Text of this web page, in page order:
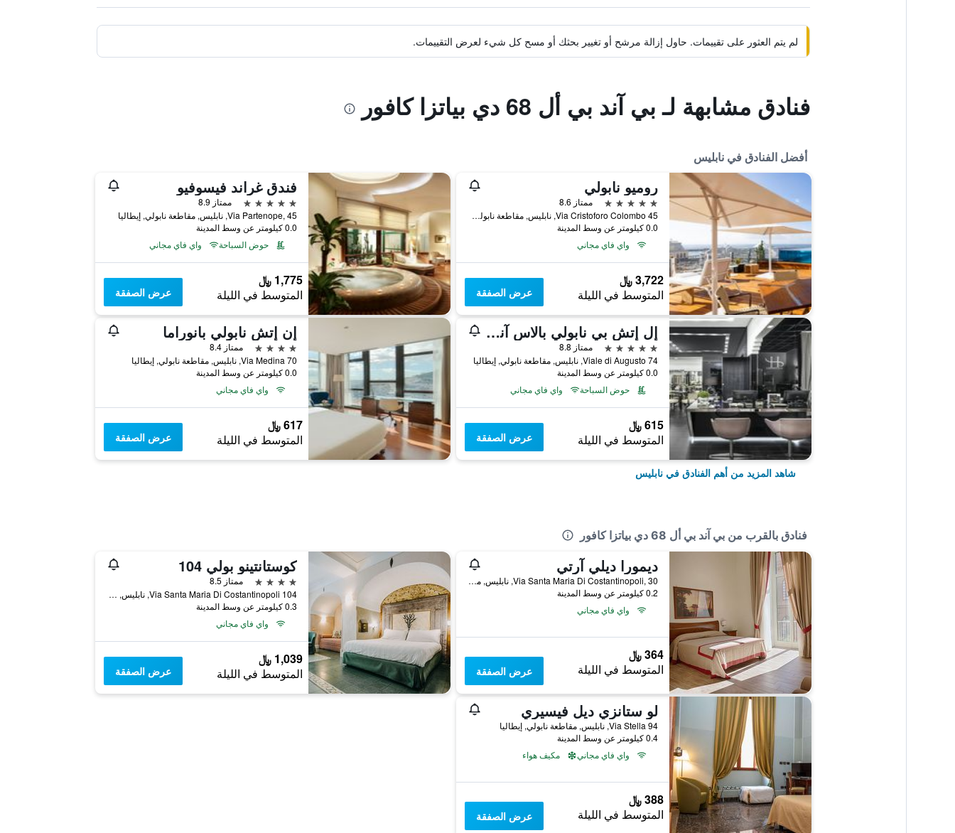
لم يتم العثور على تقييمات. حاول إزالة مرشح أو تغيير بحثك أو مسح كل شيء لعرض التقييمات.
فنادق مشابهة لـ بي آند بي أل 68 دي بياتزا كافور
أفضل الفنادق في نابليس
روميو نابولي
5 نجوم
ممتاز 8.6
Via Cristoforo Colombo 45, نابليس, مقاطعة نابولي, إيطاليا
0.0 كيلومتر عن وسط المدينة
واي فاي مجاني
3,722 ﷼
المتوسط في الليلة عرض الصفقة
فندق غراند فيسوفيو
5 نجوم
ممتاز 8.9
Via Partenope, 45, نابليس, مقاطعة نابولي, إيطاليا
0.0 كيلومتر عن وسط المدينة
حوض السباحة
واي فاي مجاني
1,775 ﷼
المتوسط في الليلة عرض الصفقة
إل إتش بي نابولي بالاس آند سبا
5 نجوم
ممتاز 8.8
Viale di Augusto 74, نابليس, مقاطعة نابولي, إيطاليا
0.0 كيلومتر عن وسط المدينة
حوض السباحة
واي فاي مجاني
615 ﷼
المتوسط في الليلة عرض الصفقة
إن إتش نابولي بانوراما
4 نجوم
ممتاز 8.4
Via Medina 70, نابليس, مقاطعة نابولي, إيطاليا
0.0 كيلومتر عن وسط المدينة
واي فاي مجاني
617 ﷼
المتوسط في الليلة عرض الصفقة
شاهد المزيد من أهم الفنادق في نابليس
فنادق بالقرب من بي آند بي أل 68 دي بياتزا كافور
ديمورا ديلي آرتي
Via Santa Maria Di Costantinopoli, 30, نابليس, مقاطعة نابولي, إيطاليا
0.2 كيلومتر عن وسط المدينة
واي فاي مجاني
364 ﷼
المتوسط في الليلة عرض الصفقة
كوستانتينو بولي 104
4 نجوم
ممتاز 8.5
Via Santa Maria Di Costantinopoli 104, نابليس, مقاطعة نابولي, إيطاليا
0.3 كيلومتر عن وسط المدينة
واي فاي مجاني
1,039 ﷼
المتوسط في الليلة عرض الصفقة
لو ستانزي ديل فيسيري
Via Stella 94, نابليس, مقاطعة نابولي, إيطاليا
0.4 كيلومتر عن وسط المدينة
واي فاي مجاني
مكيف هواء
388 ﷼
المتوسط في الليلة عرض الصفقة